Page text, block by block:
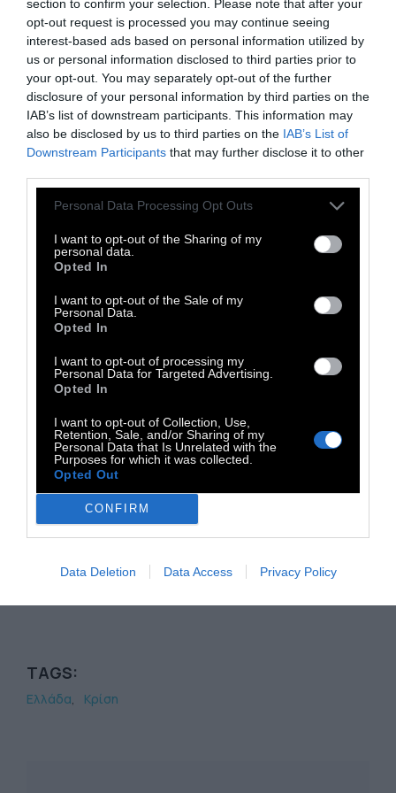
section to confirm your selection. Please note that after your
opt-out request is processed you may continue seeing
interest-based ads based on personal information utilized by
us or personal information disclosed to third parties prior to
your opt-out. You may separately opt-out of the further
disclosure of your personal information by third parties on the
IAB’s list of downstream participants. This information may
also be disclosed by us to third parties on the IAB’s List of
Downstream Participants that may further disclose it to other
Personal Data Processing Opt Outs
I want to opt-out of the Sharing of my
personal data.
Opted In
I want to opt-out of the Sale of my
Personal Data.
Opted In
I want to opt-out of processing my
Personal Data for Targeted Advertising.
Opted In
I want to opt-out of Collection, Use,
Retention, Sale, and/or Sharing of my
Personal Data that Is Unrelated with the
Purposes for which it was collected.
Opted Out
CONFIRM
Data Deletion Data Access Privacy Policy
35 ετών με χαμηλό εισόδημα, οι οποίες
έχουν τελέσει γάμο μέσα στο τελευταίο
έτος.
Οι δικαιούχες θα είναι τρεις, ενώ οι αιτήσεις
θα ξεκινήσουν τον Οκτώβριο. Αν οι
υποψήφιες είναι περισσότερες, θα γίνει
κλήρωση. Σε περίπτωση μη συμμετοχής, τα
χρήματα θα διατεθούν σε φοιτητές
παρακολουθούν μαθήματα και διατηρούν
επίδοση «Λίαν Καλώς».
Παρά τον συμβολισμό της, η πρωτοβουλία
αναβιώνει έναν θεσμό που για πολλούς
θεωρείται ξεπερασμένος και συνδεδεμένος
με κοινωνικές ανισότητες. Η διαφορά είναι
οι ίδιες οι γυναίκες, χωρίς να περνούν στην
κυριότητα του συζύγου, όπως συνέβαινε με
την παραδοσιακή προίκα...
Ακολουθήστε μας στοInstagramκαι στο
Facebook για να βλέπετε τα άρθρα που σας
TAGS:
Ελλάδα Κρίση